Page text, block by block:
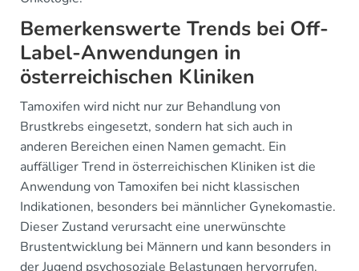
Bemerkenswerte Trends bei Off-
Label-Anwendungen in
österreichischen Kliniken
Tamoxifen wird nicht nur zur Behandlung von
Brustkrebs eingesetzt, sondern hat sich auch in
anderen Bereichen einen Namen gemacht. Ein
auffälliger Trend in österreichischen Kliniken ist die
Anwendung von Tamoxifen bei nicht klassischen
Indikationen, besonders bei männlicher Gynekomastie.
Dieser Zustand verursacht eine unerwünschte
Brustentwicklung bei Männern und kann besonders in
der Jugend psychosoziale Belastungen hervorrufen.